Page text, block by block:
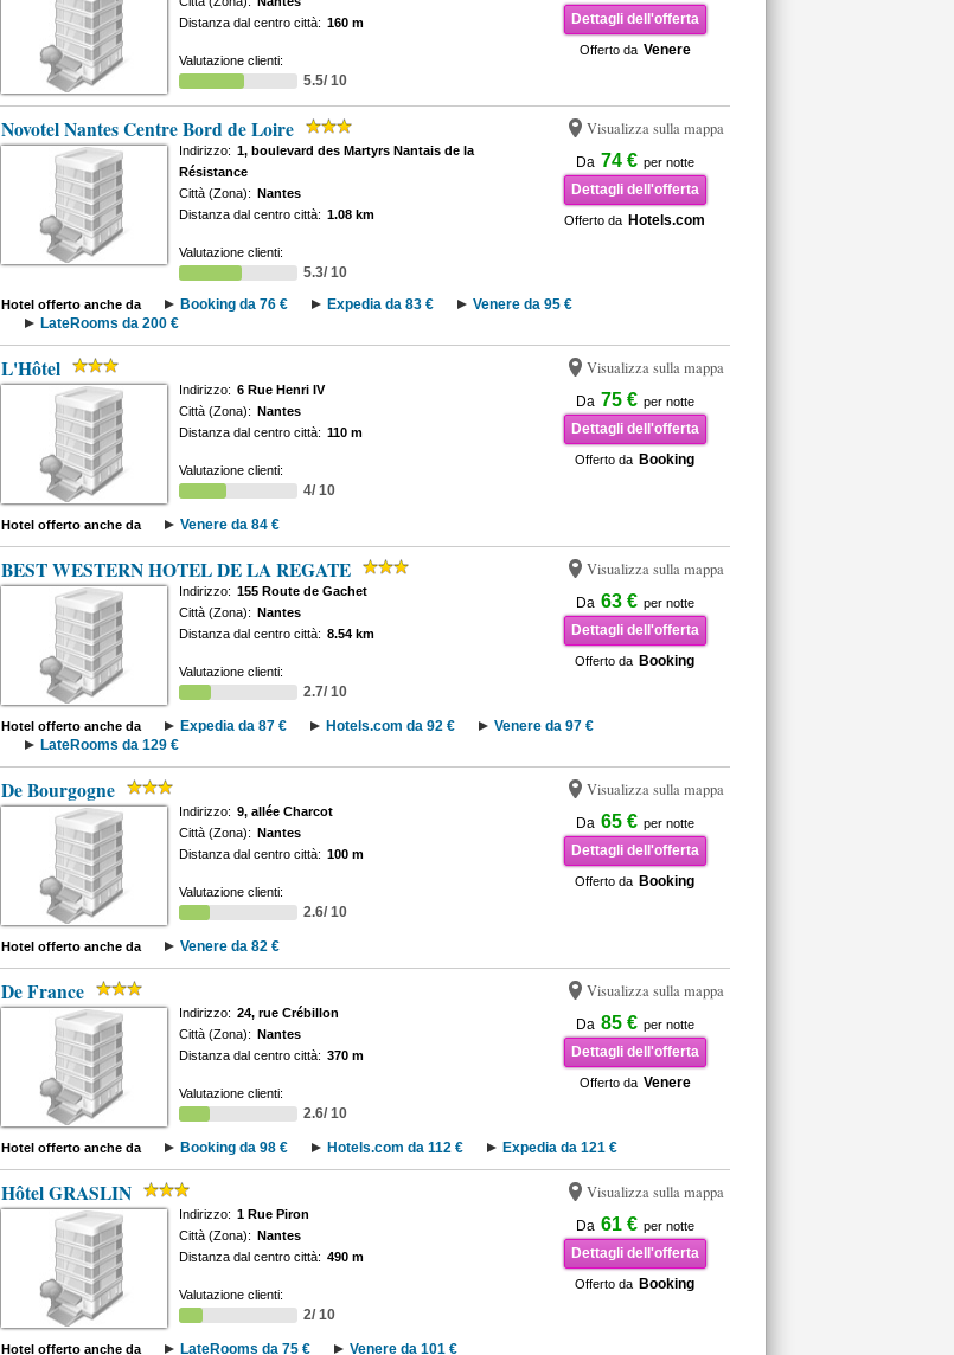
Dettagli dell'offerta
Offerto da Venere
Distanza dal centro città: 160 m
Valutazione clienti:
5.5/ 10
Novotel Nantes Centre Bord de Loire Visualizza sulla mappa
Da 74 € per notte
Dettagli dell'offerta
Offerto da Hotels.com
Indirizzo: 1, boulevard des Martyrs Nantais de la
Résistance
Città (Zona): Nantes
Distanza dal centro città: 1.08 km
Valutazione clienti:
5.3/ 10
Hotel offerto anche da Booking da 76 € Expedia da 83 €
Venere da 95 €
LateRooms da 200 €
L'Hôtel Visualizza sulla mappa
Da 75 € per notte
Dettagli dell'offerta
Offerto da Booking
Indirizzo: 6 Rue Henri IV
Città (Zona): Nantes
Distanza dal centro città: 110 m
Valutazione clienti:
4/ 10
Hotel offerto anche da Venere da 84 €
BEST WESTERN HOTEL DE LA REGATE Visualizza sulla mappa
Da 63 € per notte
Dettagli dell'offerta
Offerto da Booking
Indirizzo: 155 Route de Gachet
Città (Zona): Nantes
Distanza dal centro città: 8.54 km
Valutazione clienti:
2.7/ 10
Hotel offerto anche da Expedia da 87 € Hotels.com da 92 €
Venere da 97 €
LateRooms da 129 €
De Bourgogne Visualizza sulla mappa
Da 65 € per notte
Dettagli dell'offerta
Offerto da Booking
Indirizzo: 9, allée Charcot
Città (Zona): Nantes
Distanza dal centro città: 100 m
Valutazione clienti:
2.6/ 10
Hotel offerto anche da Venere da 82 €
De France Visualizza sulla mappa
Da 85 € per notte
Dettagli dell'offerta
Offerto da Venere
Indirizzo: 24, rue Crébillon
Città (Zona): Nantes
Distanza dal centro città: 370 m
Valutazione clienti:
2.6/ 10
Hotel offerto anche da Booking da 98 € Hotels.com da 112 € Expedia da 121 €
Hôtel GRASLIN Visualizza sulla mappa
Da 61 € per notte
Dettagli dell'offerta
Offerto da Booking
Indirizzo: 1 Rue Piron
Città (Zona): Nantes
Distanza dal centro città: 490 m
Valutazione clienti:
2/ 10
Hotel offerto anche da LateRooms da 75 € Venere da 101 €